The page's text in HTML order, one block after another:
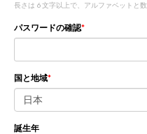
長さは 6 文字以上で、アルファベットと
パスワードの確認
国と地域
日本
誕生年